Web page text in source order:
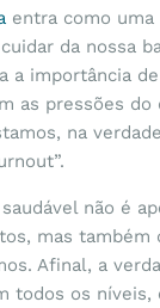
entra como uma
da nossa
a importância
as pressões do
na
não é
mas também
Afinal, a
todos os níveis,